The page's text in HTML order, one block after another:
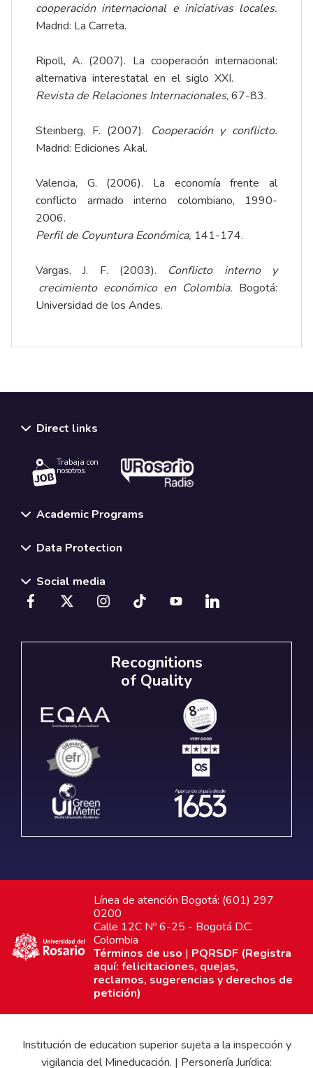
cooperación internacional e iniciativas locales.
Madrid: La Carreta.
Ripoll, A. (2007). La cooperación internacional:
alternativa interestatal en el siglo XXI.
Revista de Relaciones Internacionales, 67-83.
Steinberg, F. (2007). Cooperación y conflicto.
Madrid: Ediciones Akal.
Valencia, G. (2006). La economía frente al
conflicto armado interno colombiano, 1990-
2006.
Perfil de Coyuntura Económica, 141-174.
Vargas, J. F. (2003). Conflicto interno y
crecimiento económico en Colombia. Bogotá:
Universidad de los Andes.
Direct links
Trabaja con
nosotros.
Academic Programs
Data Protection
Social media
Recognitions
of Quality
Línea de atención Bogotá: (601) 297
0200
Calle 12C Nº 6-25 - Bogotá D.C.
Colombia
Términos de uso | PQRSDF (Registra
aquí: felicitaciones, quejas,
reclamos, sugerencias y derechos de
petición)
Institución de education superior sujeta a la inspección y
vigilancia del Mineducación. | Personería Jurídica: